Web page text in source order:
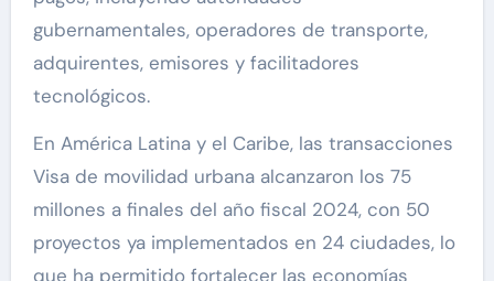
gubernamentales, operadores de transporte,
adquirentes, emisores y facilitadores
tecnológicos.
En América Latina y el Caribe, las transacciones
Visa de movilidad urbana alcanzaron los 75
millones a finales del año fiscal 2024, con 50
proyectos ya implementados en 24 ciudades, lo
que ha permitido fortalecer las economías